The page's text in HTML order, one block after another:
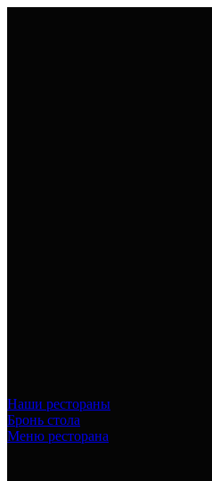
Наши рестораны
Бронь стола
Меню ресторана